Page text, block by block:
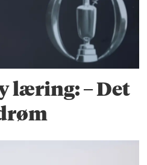
læring: – Det